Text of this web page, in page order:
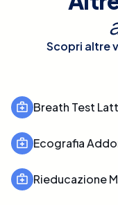
Scopri altre
Breath Test
Ecografia
Rieducazione